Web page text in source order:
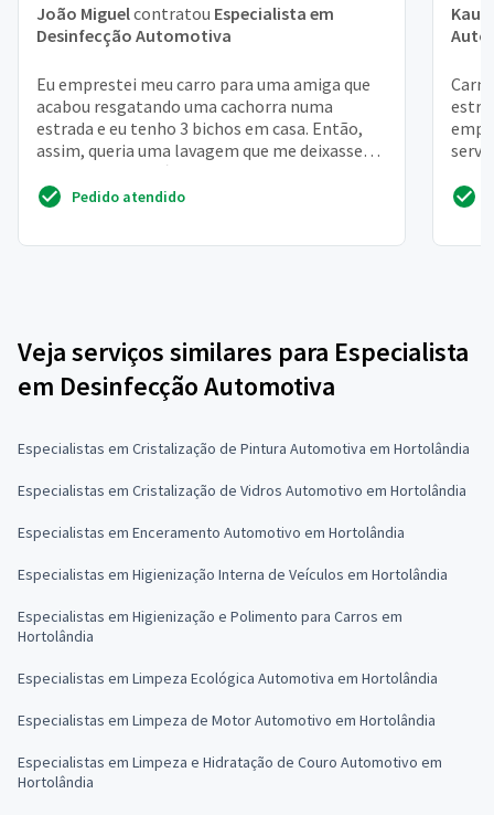
João Miguelcontratou Especialista em
Desinfecção Automotiva
Eu emprestei meu carro para uma amiga que
acabou resgatando uma cachorra numa
estrada e eu tenho 3 bichos em casa. Então,
assim, queria uma lavagem que me deixasse
mais tranquila. Já pass...
Pedido atendido
Kauê
Veja serviços similares para Especialista
em Desinfecção Automotiva
Especialistas em Cristalização de Pintura Automotiva em Hortolândia
Especialistas em Cristalização de Vidros Automotivo em Hortolândia
Especialistas em Enceramento Automotivo em Hortolândia
Especialistas em Higienização Interna de Veículos em Hortolândia
Especialistas em Higienização e Polimento para Carros em
Hortolândia
Especialistas em Limpeza Ecológica Automotiva em Hortolândia
Especialistas em Limpeza de Motor Automotivo em Hortolândia
Especialistas em Limpeza e Hidratação de Couro Automotivo em
Hortolândia